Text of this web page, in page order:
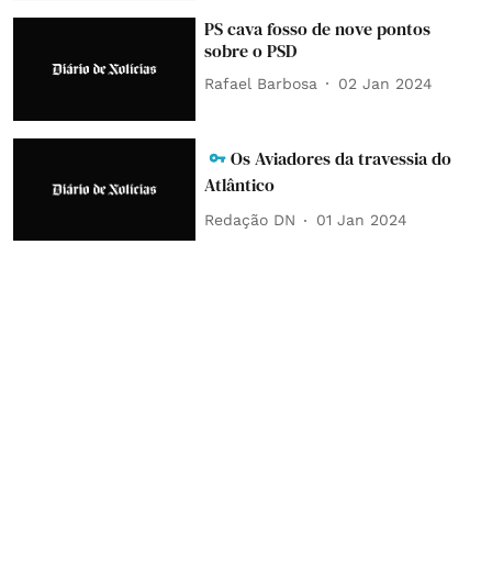
PS cava fosso de nove pontos
sobre o PSD
Rafael Barbosa 02 Jan 2024
Os Aviadores da travessia do
Atlântico
Redação DN 01 Jan 2024